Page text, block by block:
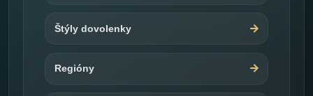
Štýly dovolenky
Regióny